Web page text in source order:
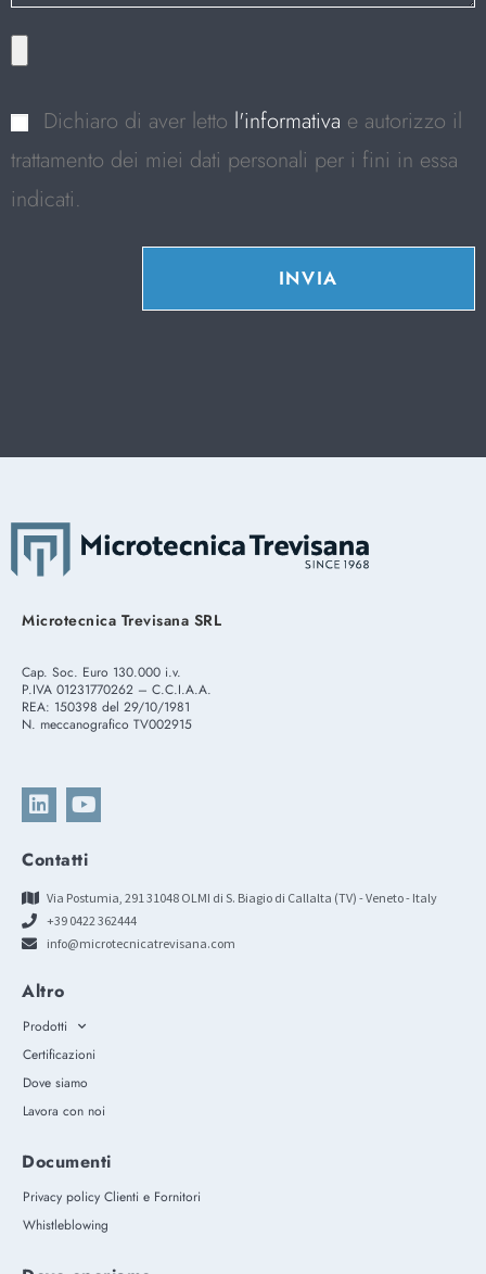
Dichiaro di aver letto l'informativa e autorizzo il
trattamento dei miei dati personali per i fini in essa
indicati.
INVIA
Microtecnica Trevisana SRL
Cap. Soc. Euro 130.000 i.v.
P.IVA 01231770262 – C.C.I.A.A.
REA: 150398 del 29/10/1981
N. meccanografico TV002915
Contatti
Via Postumia, 291 31048 OLMI di S. Biagio di Callalta (TV) - Veneto - Italy
+39 0422 362444
info@microtecnicatrevisana.com
Altro
Prodotti
Certificazioni
Dove siamo
Lavora con noi
Documenti
Privacy policy Clienti e Fornitori
Whistleblowing